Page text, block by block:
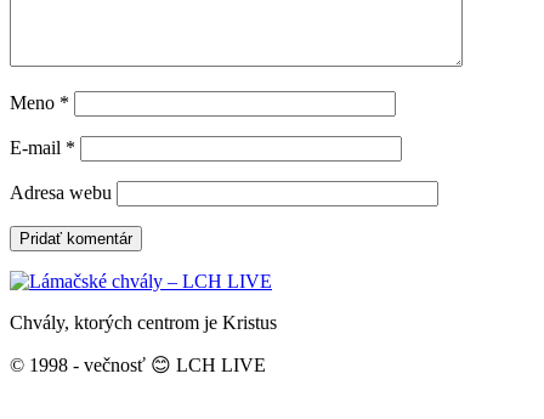
Meno *
E-mail *
Adresa webu
Chvály, ktorých centrom je Kristus
© 1998 - večnosť 😊 LCH LIVE